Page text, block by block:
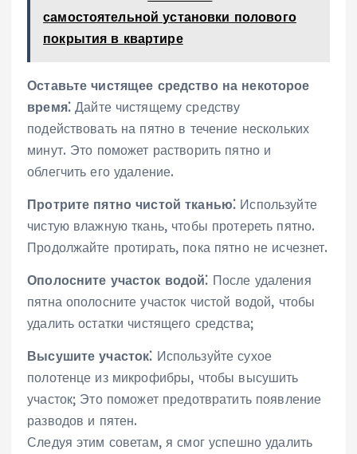
самостоятельной установки полового
покрытия в квартире
Оставьте чистящее средство на некоторое
время⁚Дайте чистящему средству
подействовать на пятно в течение нескольких
минут. Это поможет растворить пятно и
облегчить его удаление.
Протрите пятно чистой тканью⁚ Используйте
чистую влажную ткань, чтобы протереть пятно.
Продолжайте протирать, пока пятно не исчезнет.
Ополосните участок водой⁚ После удаления
пятна ополосните участок чистой водой, чтобы
удалить остатки чистящего средства;
Высушите участок⁚ Используйте сухое
полотенце из микрофибры, чтобы высушить
участок; Это поможет предотвратить появление
разводов и пятен.
Следуя этим советам, я смог успешно удалить